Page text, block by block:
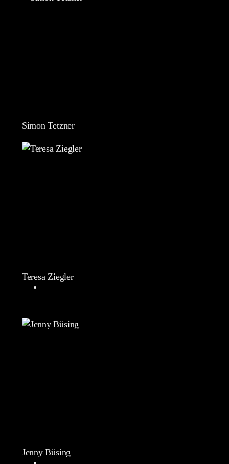
Simon Tetzner
Teresa Ziegler
Jenny Büsing